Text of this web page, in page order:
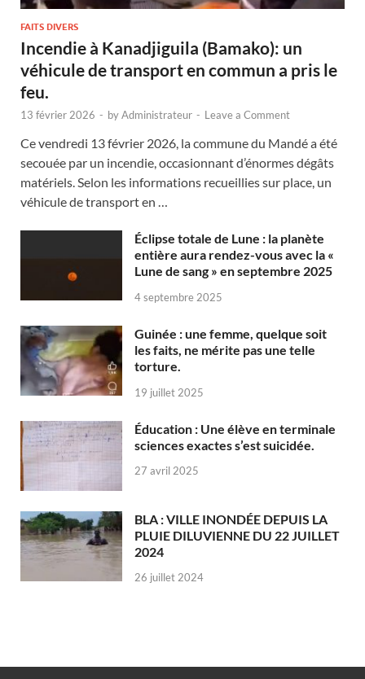
FAITS DIVERS
Incendie à Kanadjiguila (Bamako): un
véhicule de transport en commun a pris le
feu.
13 février 2026 - byAdministrateur - Leave a Comment
Ce vendredi 13 février 2026, la commune du Mandé a été
secouée par un incendie, occasionnant d’énormes dégâts
matériels. Selon les informations recueillies sur place, un
véhicule de transport en …
Éclipse totale de Lune : la planète
entière aura rendez-vous avec la «
Lune de sang » en septembre 2025
4 septembre 2025
Guinée : une femme, quelque soit
les faits, ne mérite pas une telle
torture.
19 juillet 2025
Éducation : Une élève en terminale
sciences exactes s’est suicidée.
27 avril 2025
BLA : VILLE INONDÉE DEPUIS LA
PLUIE DILUVIENNE DU 22 JUILLET
2024
26 juillet 2024